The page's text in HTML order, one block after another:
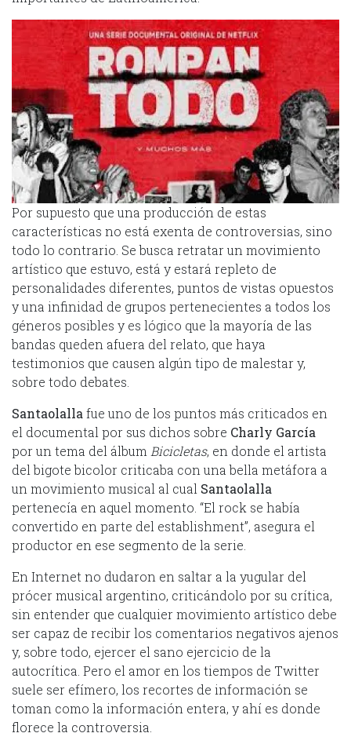
Por supuesto que una producción de estas
características no está exenta de controversias, sino
todo lo contrario. Se busca retratar un movimiento
artístico que estuvo, está y estará repleto de
personalidades diferentes, puntos de vistas opuestos
y una infinidad de grupos pertenecientes a todos los
géneros posibles y es lógico que la mayoría de las
bandas queden afuera del relato, que haya
testimonios que causen algún tipo de malestar y,
sobre todo debates.
Santaolalla fue uno de los puntos más criticados en
el documental por sus dichos sobre Charly García
por un tema del álbum Bicicletas, en donde el artista
del bigote bicolor criticaba con una bella metáfora a
un movimiento musical al cual Santaolalla
pertenecía en aquel momento. “El rock se había
convertido en parte del establishment”, asegura el
productor en ese segmento de la serie.
En Internet no dudaron en saltar a la yugular del
prócer musical argentino, criticándolo por su crítica,
sin entender que cualquier movimiento artístico debe
ser capaz de recibir los comentarios negativos ajenos
y, sobre todo, ejercer el sano ejercicio de la
autocrítica. Pero el amor en los tiempos de Twitter
suele ser efímero, los recortes de información se
toman como la información entera, y ahí es donde
florece la controversia.